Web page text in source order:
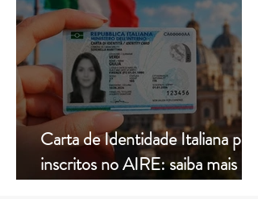
Carta de Identidade Italiana para
inscritos no AIRE: saiba mais